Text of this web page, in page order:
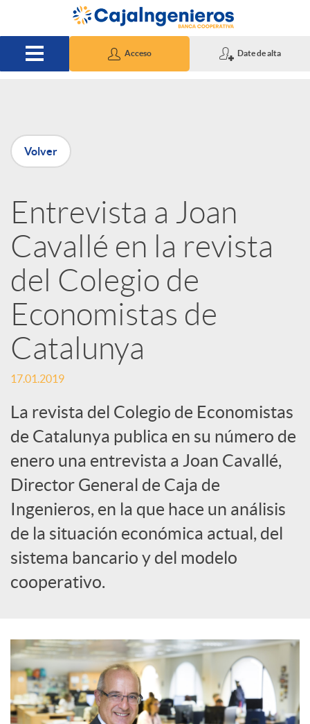
Saltar al contenido principal
Acceso Date de alta
P
u
b
l
i
c
d
o
r
d
c
o
Volver
Entrevista a Joan
Cavallé en la revista
del Colegio de
Economistas de
Catalunya
17.01.2019
La revista del Colegio de Economistas
de Catalunya publica en su número de
enero una entrevista a Joan Cavallé,
Director General de Caja de
Ingenieros, en la que hace un análisis
de la situación económica actual, del
sistema bancario y del modelo
cooperativo.